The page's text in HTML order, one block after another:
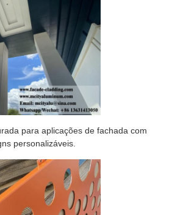
para aplicações de fachada com
personalizáveis.